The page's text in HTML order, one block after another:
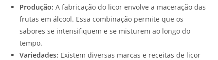
Produção: A fabricação do licor envolve a maceração das
frutas em álcool. Essa combinação permite que os
sabores se intensifiquem e se misturem ao longo do
tempo.
Variedades: Existem diversas marcas e receitas de licor